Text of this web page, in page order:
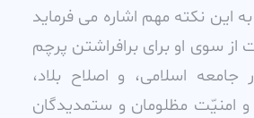
اين نکته مهم اشاره مى فرمايد
سوى او براى برافراشتن پرچم
اسلامى، و اصلاح بلاد،
امنيّت مظلومان و ستمديدگان